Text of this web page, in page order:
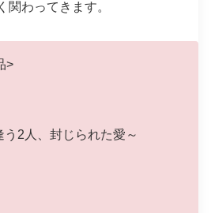
関わってきます。
>
2人、封じられた愛～